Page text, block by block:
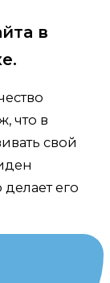
в
что в
свой
его